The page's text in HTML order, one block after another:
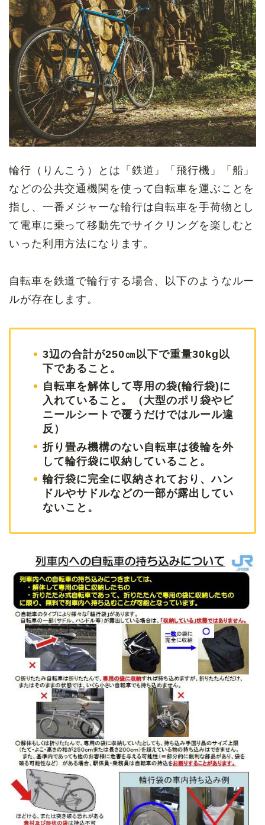
輪行（りんこう）とは「鉄道」「飛行機」「船」
などの公共交通機関を使って自転車を運ぶことを
指し、一番メジャーな輪行は自転車を手荷物とし
て電車に乗って移動先でサイクリングを楽しむと
いった利用方法になります。
自転車を鉄道で輪行する場合、以下のようなルー
ルが存在します。
3辺の合計が250㎝以下で重量30kg以
下であること。
自転車を解体して専用の袋(輪行袋)に
入れていること。（大型のポリ袋やビ
ニールシートで覆うだけではルール違
反）
折り畳み機構のない自転車は後輪を外
して輪行袋に収納していること。
輪行袋に完全に収納されており、ハン
ドルやサドルなどの一部が露出してい
ないこと。